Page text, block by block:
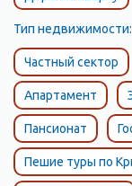
Тип недвижимости:
Частный сектор
Апартамент
Пансионат
Пешие туры по